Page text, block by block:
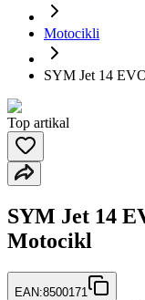
Motocikli
SYM Jet 14
Top artikal
SYM Jet 14
Motocikl
EAN:8500171